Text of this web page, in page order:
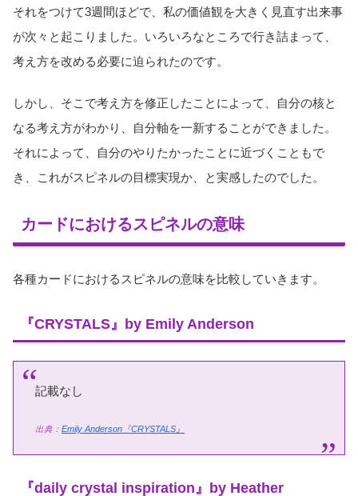
それをつけて3週間ほどで、私の価値観を大きく見直す出来事
が次々と起こりました。いろいろなところで行き詰まって、
考え方を改める必要に迫られたのです。
しかし、そこで考え方を修正したことによって、自分の核と
なる考え方がわかり、自分軸を一新することができました。
それによって、自分のやりたかったことに近づくこともで
き、これがスピネルの目標実現か、と実感したのでした。
カードにおけるスピネルの意味
各種カードにおけるスピネルの意味を比較していきます。
『CRYSTALS』by Emily Anderson
記載なし
出典： Emily Anderson『CRYSTALS』
『daily crystal inspiration』by Heather